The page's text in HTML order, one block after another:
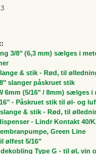
3/8" (6,3 mm) sælges i
& stik - Rød, til
slanger påskruet stik
6mm (5/16" / 8mm) sælges
- Påskruet stik til øl- og
& stik - Rød, til
- Lindr Kontakt 40/
Green Line
ølfest 5/16"
Type G - til øl, vin